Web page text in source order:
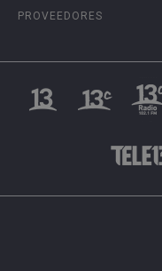
PROVEEDORES